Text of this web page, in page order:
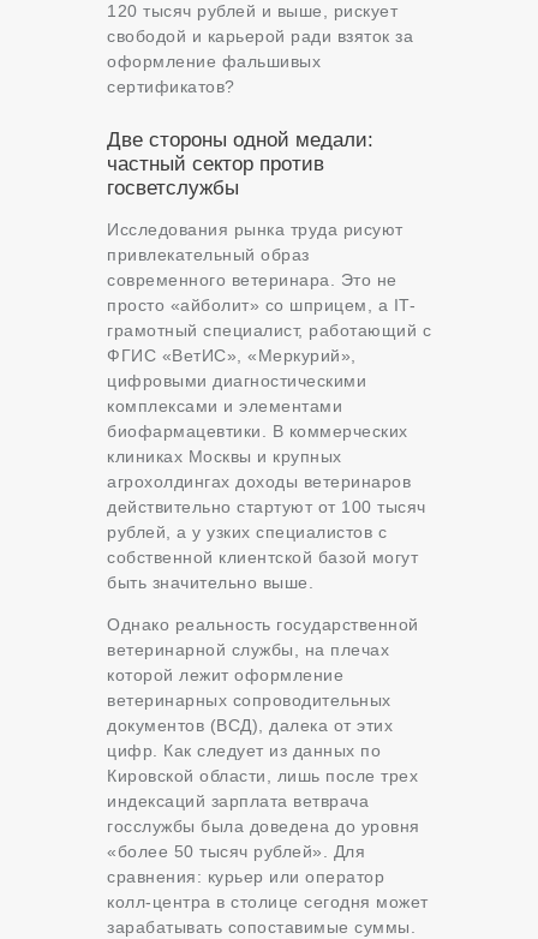
120 тысяч рублей и выше, рискует
свободой и карьерой ради взяток за
оформление фальшивых
сертификатов?
Две стороны одной медали:
частный сектор против
госветслужбы
Исследования рынка труда рисуют
привлекательный образ
современного ветеринара. Это не
просто «айболит» со шприцем, а IT-
грамотный специалист, работающий с
ФГИС «ВетИС», «Меркурий»,
цифровыми диагностическими
комплексами и элементами
биофармацевтики. В коммерческих
клиниках Москвы и крупных
агрохолдингах доходы ветеринаров
действительно стартуют от 100 тысяч
рублей, а у узких специалистов с
собственной клиентской базой могут
быть значительно выше.
Однако реальность государственной
ветеринарной службы, на плечах
которой лежит оформление
ветеринарных сопроводительных
документов (ВСД), далека от этих
цифр. Как следует из данных по
Кировской области, лишь после трех
индексаций зарплата ветврача
госслужбы была доведена до уровня
«более 50 тысяч рублей». Для
сравнения: курьер или оператор
колл-центра в столице сегодня может
зарабатывать сопоставимые суммы.